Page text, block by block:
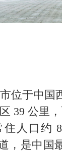
位于中国
39 公里
住人口约
，是中国